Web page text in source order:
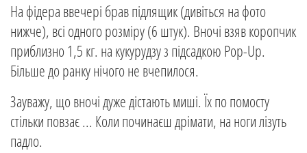
На фідера ввечері брав підлящик (дивіться на фото
нижче), всі одного розміру (6 штук). Вночі взяв коропчик
приблизно 1,5 кг. на кукурудзу з підсадкою Pop-Up.
Більше до ранку нічого не вчепилося.
Зауважу, що вночі дуже дістають миші. Їх по помосту
стільки повзає ... Коли починаєш дрімати, на ноги лізуть
падло.